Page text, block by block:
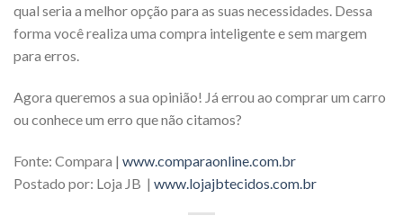
qual seria a melhor opção para as suas necessidades. Dessa
forma você realiza uma compra inteligente e sem margem
para erros.
Agora queremos a sua opinião! Já errou ao comprar um carro
ou conhece um erro que não citamos?
Fonte: Compara | www.comparaonline.com.br
Postado por: Loja JB | www.lojajbtecidos.com.br